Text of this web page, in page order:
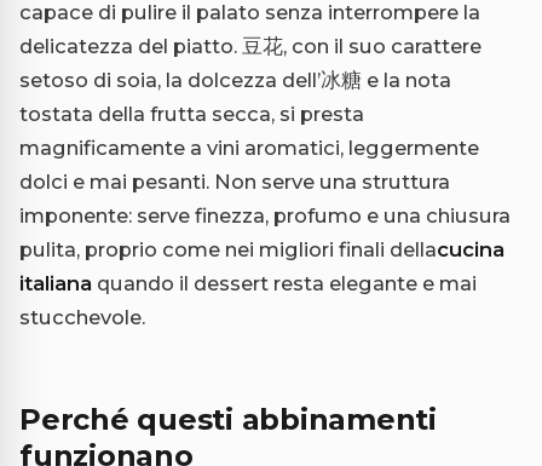
capace di pulire il palato senza interrompere la
delicatezza del piatto. 豆花, con il suo carattere
setoso di soia, la dolcezza dell’冰糖 e la nota
tostata della frutta secca, si presta
magnificamente a vini aromatici, leggermente
dolci e mai pesanti. Non serve una struttura
imponente: serve finezza, profumo e una chiusura
pulita, proprio come nei migliori finali dellacucina
italiana quando il dessert resta elegante e mai
stucchevole.
Perché questi abbinamenti
funzionano